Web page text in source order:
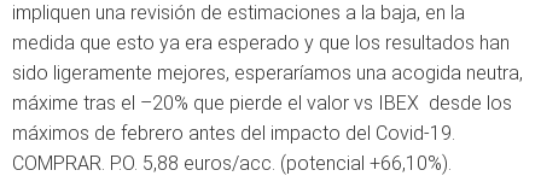
impliquen una revisión de estimaciones a la baja, en la
medida que esto ya era esperado y que los resultados han
sido ligeramente mejores, esperaríamos una acogida neutra,
máxime tras el –20% que pierde el valor vs IBEX desde los
máximos de febrero antes del impacto del Covid-19.
COMPRAR. P.O. 5,88 euros/acc. (potencial +66,10%).